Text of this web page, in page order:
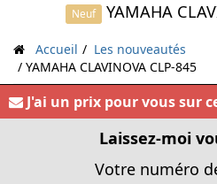
Neuf YAMAHA
Accueil
Les nouveautés
YAMAHA CLAVINOVA CLP-845
Catégorie :
Pianos numériques
« Piano numérique
Toucher
J'ai un prix pour vous sur
Laissez-moi
Votre numéro